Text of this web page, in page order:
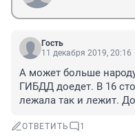
Гость
11 декабря 2019, 20:16
А может больше
ГИБДД доедет. В 16
лежала так и лежит.
ОТВЕТИТЬ 1